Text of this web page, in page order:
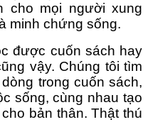
cho mọi người xung
minh chứng sống.
được cuốn sách hay
vậy. Chúng tôi tìm
trong cuốn sách,
sống, cùng nhau tạo
bản thân. Thật thú